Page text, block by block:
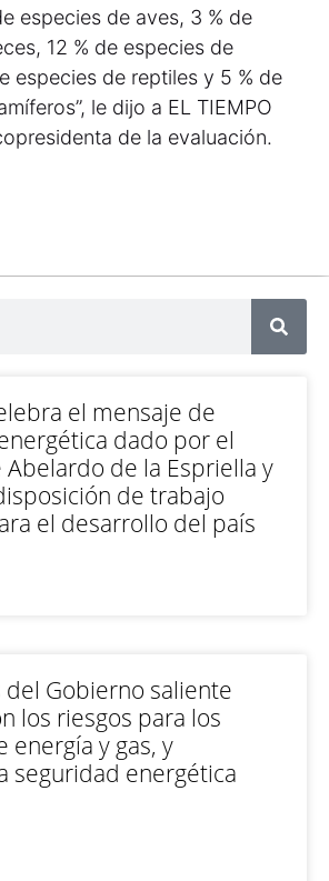
especies de aves, 3 % de
12 % de especies de
especies de reptiles y 5 % de
le dijo a EL TIEMPO
de la evaluación.
el mensaje de
dado por el
de la Espriella y
de trabajo
el desarrollo del país
del Gobierno saliente
los riesgos para los
energía y gas, y
seguridad energética